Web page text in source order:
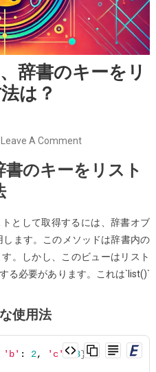
辞書のキーをリ
は？
Leave A CommentOn
3
い
て、
辞
書
を
のキーをリスト
として取得するには、辞書オブ
ます。このメソッドは辞書内の
。しかし、このビューはリスト
る必要があります。これは`list()`
使用法
'b' : 2, 'c' : 3}